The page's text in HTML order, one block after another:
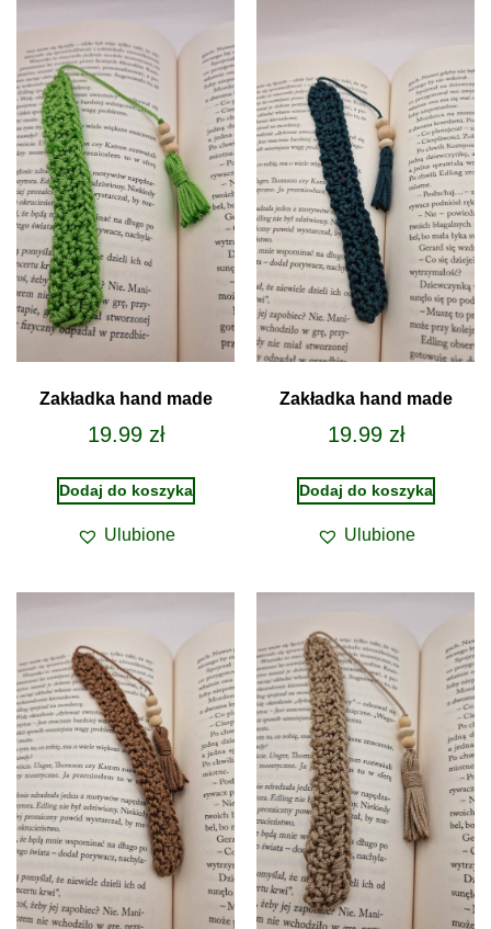
Zakładka hand made
19.99 zł
Dodaj do koszyka
Ulubione
Zakładka hand made
19.99 zł
Dodaj do koszyka
Ulubione